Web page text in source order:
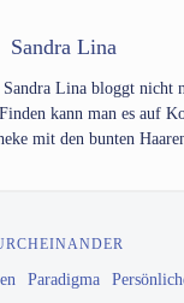
Sandra Lina
Sandra Lina bloggt nicht
kann man es auf
mit den bunten
Paradigma